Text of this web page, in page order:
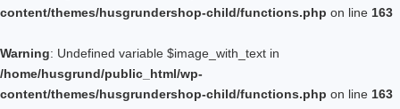
content/themes/husgrundershop-child/functions.php on line 163
Warning: Undefined variable $image_with_text in
/home/husgrund/public_html/wp-
content/themes/husgrundershop-child/functions.php on line 163